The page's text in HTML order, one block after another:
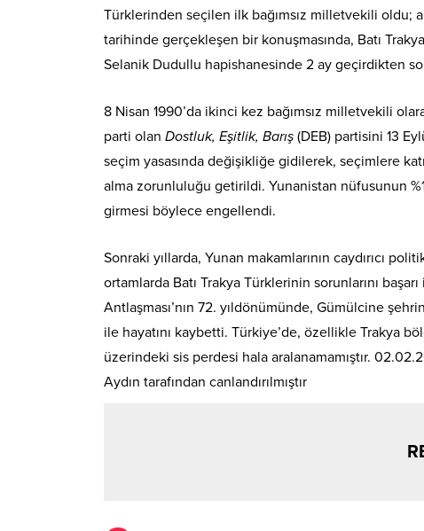
Türklerinden seçilen ilk bağımsız milletvekili
tarihinde gerçekleşen bir konuşmasında, Batı
Selanik Dudullu hapishanesinde 2 ay geçirdikten
8 Nisan 1990’da ikinci kez bağımsız milletvekili
parti olan Dostluk, Eşitlik, Barış (DEB) partisini 13
seçim yasasında değişikliğe gidilerek, seçimlere
alma zorunluluğu getirildi. Yunanistan nüfusunun
girmesi böylece engellendi.
Sonraki yıllarda, Yunan makamlarının caydırıcı
ortamlarda Batı Trakya Türklerinin sorunlarını
Antlaşması’nın 72. yıldönümünde, Gümülcine
ile hayatını kaybetti. Türkiye’de, özellikle Trakya
üzerindeki sis perdesi hala aralanamamıştır.
Aydın tarafından canlandırılmıştır